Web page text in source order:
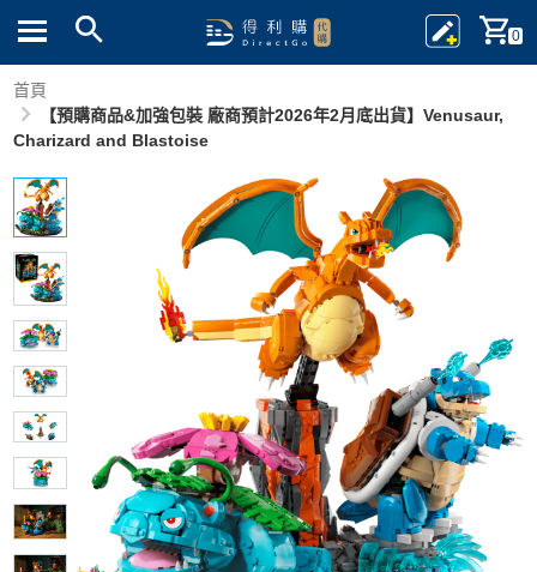
0
首頁
【預購商品&加強包裝 廠商預計2026年2月底出貨】Venusaur,
Charizard and Blastoise